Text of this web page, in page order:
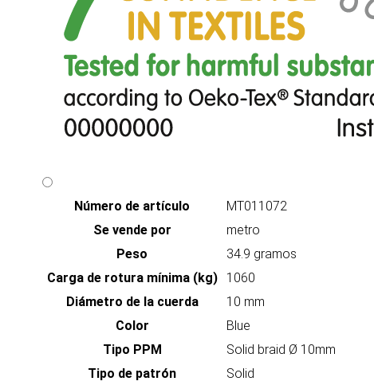
Número de artículo
MT011072
Se vende por
metro
Peso
34.9 gramos
Carga de rotura mínima (kg)
1060
Diámetro de la cuerda
10 mm
Color
Blue
Tipo PPM
Solid braid Ø 10mm
Tipo de patrón
Solid